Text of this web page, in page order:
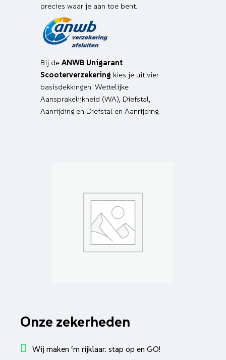
precies waar je aan toe bent.
Bij de ANWB Unigarant
Scooterverzekering kies je uit vier
basisdekkingen: Wettelijke
Aansprakelijkheid (WA), Diefstal,
Aanrijding en Diefstal en Aanrijding.
Onze zekerheden
Wij maken ‘m rijklaar: stap op en GO!